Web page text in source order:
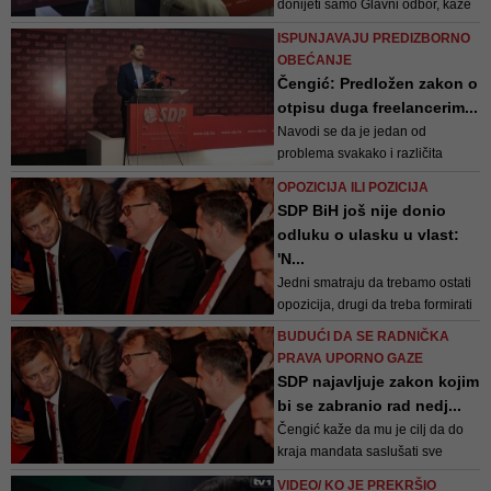
donijeti samo Glavni odbor, kaže
ISPUNJAVAJU PREDIZBORNO
OBEĆANJE
Čengić: Predložen zakon o
otpisu duga freelancerim...
Navodi se da je jedan od
problema svakako i različita
živi
OPOZICIJA ILI POZICIJA
SDP BiH još nije donio
odluku o ulasku u vlast:
'N...
Jedni smatraju da trebamo ostati
opozicija, drugi da treba formirati
vlast bez nacionalnih stranaka, a
Hrvatskom demokratskom
zajednicom, naveo je Čengić
BUDUĆI DA SE RADNIČKA
PRAVA UPORNO GAZE
SDP najavljuje zakon kojim
bi se zabranio rad nedj...
Čengić kaže da mu je cilj da do
kraja mandata saslušati sve
argumente i sagledati sve
VIDEO/ KO JE PREKRŠIO